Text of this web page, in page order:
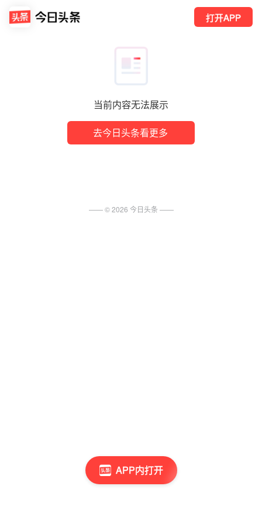
当前内容无法展示
去今日头条看更多
打开APP
APP内打开
—— ©2026 今日头条 ——